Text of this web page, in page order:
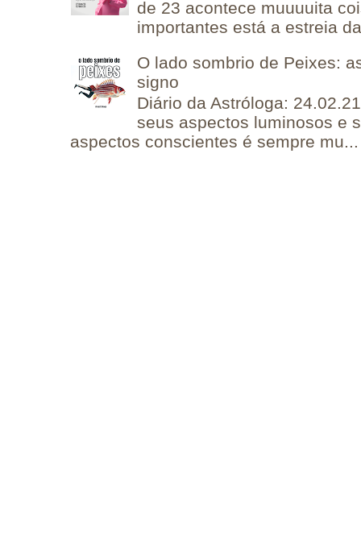
de 23 acontece muuuuita
importantes está a estreia
O lado sombrio de Peixes:
signo
Diário da Astróloga:
seus aspectos luminosos e
aspectos conscientes é sempre mu...